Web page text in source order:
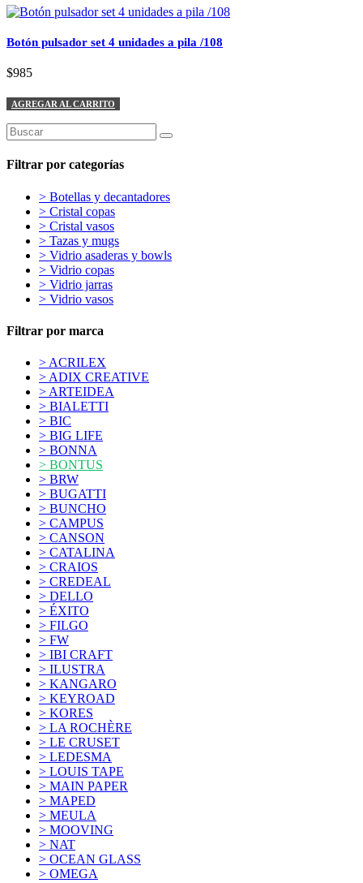
Botón pulsador set 4 unidades a pila /108
$985
AGREGAR AL CARRITO
Filtrar por categorías
> Botellas y decantadores
> Cristal copas
> Cristal vasos
> Tazas y mugs
> Vidrio asaderas y bowls
> Vidrio copas
> Vidrio jarras
> Vidrio vasos
Filtrar por marca
> ACRILEX
> ADIX CREATIVE
> ARTEIDEA
> BIALETTI
> BIC
> BIG LIFE
> BONNA
> BONTUS
> BRW
> BUGATTI
> BUNCHO
> CAMPUS
> CANSON
> CATALINA
> CRAIOS
> CREDEAL
> DELLO
> ÉXITO
> FILGO
> FW
> IBI CRAFT
> ILUSTRA
> KANGARO
> KEYROAD
> KORES
> LA ROCHÈRE
> LE CRUSET
> LEDESMA
> LOUIS TAPE
> MAIN PAPER
> MAPED
> MEULA
> MOOVING
> NAT
> OCEAN GLASS
> OMEGA